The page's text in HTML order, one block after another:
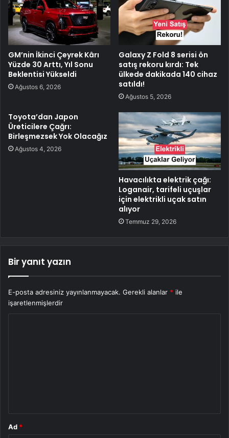
GM’nin İkinci Çeyrek Kârı
Yüzde 30 Arttı, Yıl Sonu
Beklentisi Yükseldi
Ağustos 6, 2026
Galaxy Z Fold 8 serisi ön
satış rekoru kırdı: Tek
ülkede dakikada 140 cihaz
satıldı!
Ağustos 5, 2026
Toyota’dan Japon
Üreticilere Çağrı:
Birleşmezsek Yok Olacağız
Ağustos 4, 2026
Havacılıkta elektrik çağı:
Loganair, tarifeli uçuşlar
için elektrikli uçak satın
alıyor
Temmuz 29, 2026
Bir yanıt yazın
E-posta adresiniz yayınlanmayacak. Gerekli alanlar * ile
işaretlenmişlerdir
Ad *